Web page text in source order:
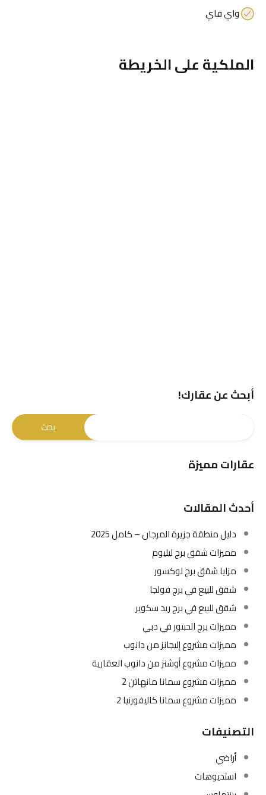
واي فاي
الملكية على الخريطة
أبحث عن عقارك!
عقارات مميزة
أحدث المقالات
دليل منطقة جزيرة المرجان – كامل 2025
مميزات شقق برج ليليوم
مزايا شقق برج لوكسور
شقق للبيع في برج فولجا
شقق للبيع في برج ريد سكوير
مميزات برج الحبتور في دبي
مميزات مشروع إليجانز من دانوب
مميزات مشروع أوشنز من دانوب العقارية
مميزات مشروع سمانا مانهاتن 2
مميزات مشروع سمانا كاليفورنيا 2
التصنيفات
أراضي
استديوهات